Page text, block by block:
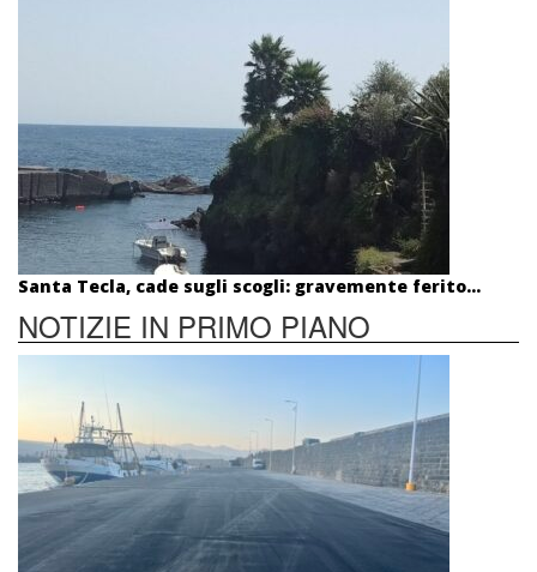
Santa Tecla, cade sugli scogli: gravemente ferito...
NOTIZIE IN PRIMO PIANO